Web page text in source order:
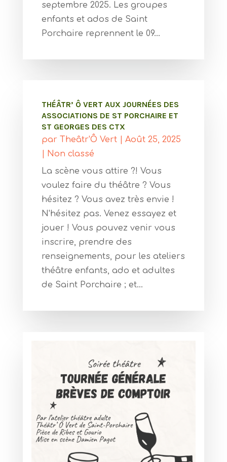
septembre 2025. Les groupes
enfants et ados de Saint
Porchaire reprennent le 09...
THÉÂTR’ Ô VERT AUX JOURNÉES DES
ASSOCIATIONS DE ST PORCHAIRE ET
ST GEORGES DES CTX
par Theâtr'Ô Vert| Août 25, 2025
Non classé
La scène vous attire ?! Vous
voulez faire du théâtre ? Vous
hésitez ? Vous avez très envie !
N'hésitez pas. Venez essayez et
jouer ! Vous pouvez venir vous
inscrire, prendre des
renseignements, pour les ateliers
théâtre enfants, ado et adultes
de Saint Porchaire ; et...